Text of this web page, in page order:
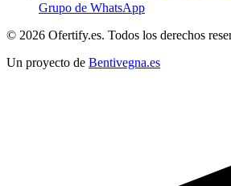
Grupo de WhatsApp
© 2026 Ofertify.es. Todos los derechos
Un proyecto de Bentivegna.es